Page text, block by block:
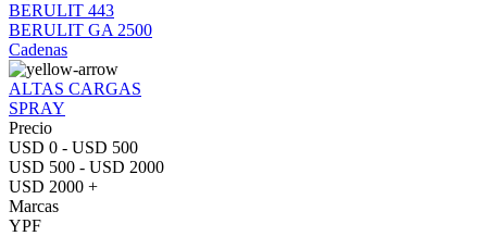
BERULIT 443
BERULIT GA 2500
Cadenas
ALTAS CARGAS
SPRAY
Precio
USD 0 - USD 500
USD 500 - USD 2000
USD 2000 +
Marcas
YPF